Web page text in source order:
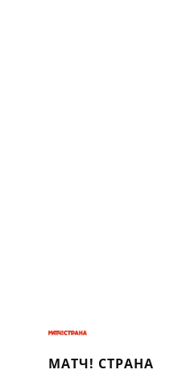
МАТЧ! СТРАНА